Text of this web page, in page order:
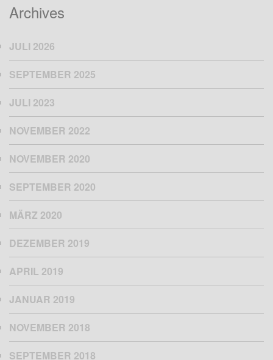
Archives
JULI 2026
SEPTEMBER 2025
JULI 2023
NOVEMBER 2022
NOVEMBER 2020
SEPTEMBER 2020
MÄRZ 2020
DEZEMBER 2019
APRIL 2019
JANUAR 2019
NOVEMBER 2018
SEPTEMBER 2018